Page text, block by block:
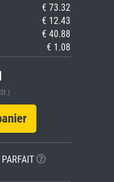
€ 73.32
€ 12.43
€ 40.88
€ 1.08